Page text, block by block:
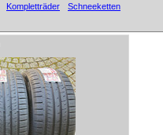
Kompletträder
Schneeketten